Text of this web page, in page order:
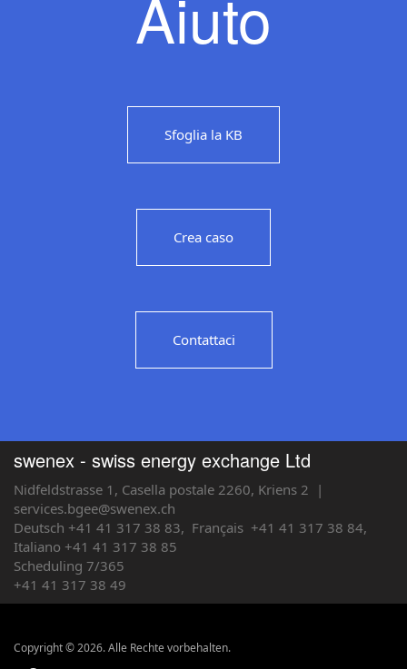
Aiuto
Sfoglia la KB
Crea caso
Contattaci
swenex - swiss energy exchange Ltd
Nidfeldstrasse 1, Casella postale 2260, Kriens 2 |
services.bgee@swenex.ch
Deutsch +41 41 317 38 83, Français +41 41 317 38 84,
Italiano +41 41 317 38 85
Scheduling 7/365
+41 41 317 38 49
Copyright © 2026. Alle Rechte vorbehalten.